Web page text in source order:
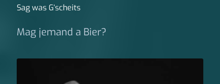
Sag was G‘scheits
Mag jemand a Bier?